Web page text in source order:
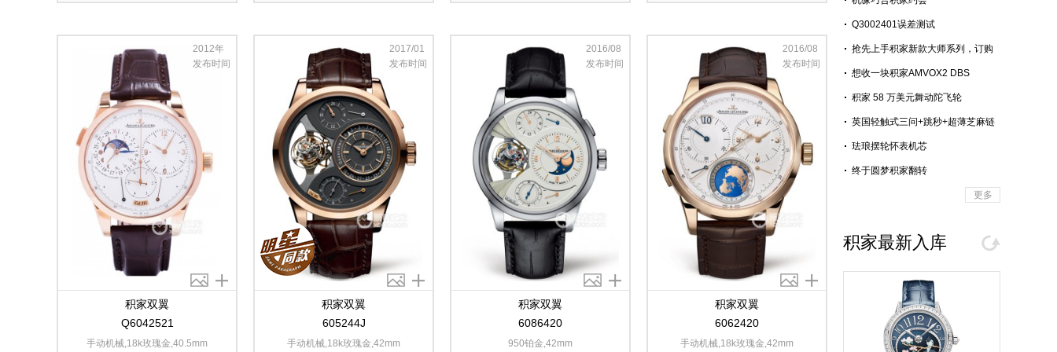
2012年
发布时间
积家双翼
Q6042521
手动机械,18k玫瑰金,40.5mm
2017/01
发布时间
积家双翼
605244J
手动机械,18k玫瑰金,42mm
2016/08
发布时间
积家双翼
6086420
950铂金,42mm
2016/08
发布时间
积家双翼
6062420
手动机械,18k玫瑰金,42mm
Q3002401误差测试
抢先上手积家新款大师系列，订购
想收一块积家AMVOX2 DBS
积家 58 万美元舞动陀飞轮
英国轻触式三问+跳秒+超薄芝麻链
珐琅摆轮怀表机芯
终于圆梦积家翻转
更多
积家最新入库